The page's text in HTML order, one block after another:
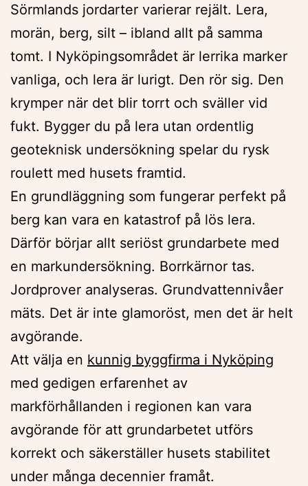
Sörmlands jordarter varierar rejält. Lera,
morän, berg, silt – ibland allt på samma
tomt. I Nyköpingsområdet är lerrika marker
vanliga, och lera är lurigt. Den rör sig. Den
krymper när det blir torrt och sväller vid
fukt. Bygger du på lera utan ordentlig
geoteknisk undersökning spelar du rysk
roulett med husets framtid.
En grundläggning som fungerar perfekt på
berg kan vara en katastrof på lös lera.
Därför börjar allt seriöst grundarbete med
en markundersökning. Borrkärnor tas.
Jordprover analyseras. Grundvattennivåer
mäts. Det är inte glamoröst, men det är helt
avgörande.
Att välja en kunnig byggfirma i Nyköping
med gedigen erfarenhet av
markförhållanden i regionen kan vara
avgörande för att grundarbetet utförs
korrekt och säkerställer husets stabilitet
under många decennier framåt.